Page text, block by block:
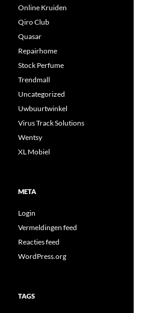
Online Kruiden
Qiro Club
Quasar
Repairhome
Stock Perfume
Trendmall
Uncategorized
Uwbuurtwinkel
Virus Track Solutions
Wentsy
XL Mobiel
META
Login
Vermeldingen feed
Reacties feed
WordPress.org
TAGS